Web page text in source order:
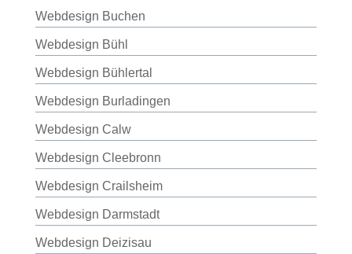
Webdesign Buchen
Webdesign Bühl
Webdesign Bühlertal
Webdesign Burladingen
Webdesign Calw
Webdesign Cleebronn
Webdesign Crailsheim
Webdesign Darmstadt
Webdesign Deizisau